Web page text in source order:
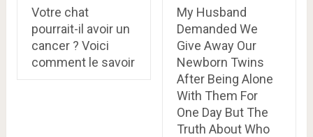
Votre chat
pourrait-il avoir un
cancer ? Voici
comment le savoir
My Husband
Demanded We
Give Away Our
Newborn Twins
After Being Alone
With Them For
One Day But The
Truth About Who